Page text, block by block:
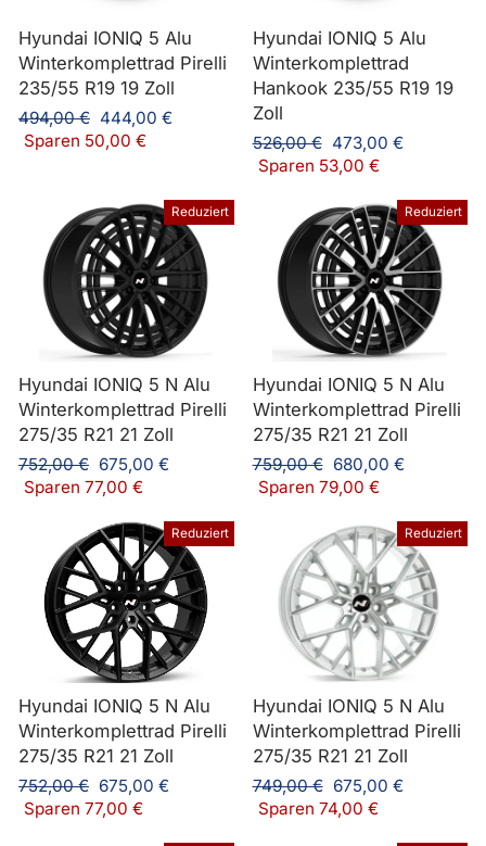
Hyundai IONIQ 5 Alu
Winterkomplettrad Pirelli
235/55 R19 19 Zoll
Normaler
Preis
494,00 € Sonderpreis
444,00 €
Sparen 50,00 €
Hyundai IONIQ 5 Alu
Winterkomplettrad
Hankook 235/55 R19 19
Zoll
Normaler
Preis
526,00 € Sonderpreis
473,00 €
Sparen 53,00 €
Reduziert
Hyundai IONIQ 5 N Alu
Winterkomplettrad Pirelli
275/35 R21 21 Zoll
Normaler
Preis
752,00 € Sonderpreis
675,00 €
Sparen 77,00 €
Reduziert
Hyundai IONIQ 5 N Alu
Winterkomplettrad Pirelli
275/35 R21 21 Zoll
Normaler
Preis
759,00 € Sonderpreis
680,00 €
Sparen 79,00 €
Reduziert
Hyundai IONIQ 5 N Alu
Winterkomplettrad Pirelli
275/35 R21 21 Zoll
Normaler
Preis
752,00 € Sonderpreis
675,00 €
Sparen 77,00 €
Reduziert
Hyundai IONIQ 5 N Alu
Winterkomplettrad Pirelli
275/35 R21 21 Zoll
Normaler
Preis
749,00 € Sonderpreis
675,00 €
Sparen 74,00 €